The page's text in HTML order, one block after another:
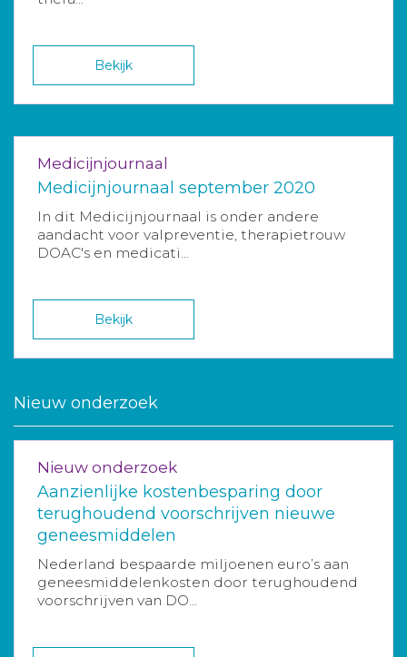
Bekijk
Medicijnjournaal
Medicijnjournaal september 2020
In dit Medicijnjournaal is onder andere
aandacht voor valpreventie, therapietrouw
DOAC's en medicati...
Bekijk
Nieuw onderzoek
Nieuw onderzoek
Aanzienlijke kostenbesparing door
terughoudend voorschrijven nieuwe
geneesmiddelen
Nederland bespaarde miljoenen euro’s aan
geneesmiddelenkosten door terughoudend
voorschrijven van DO...